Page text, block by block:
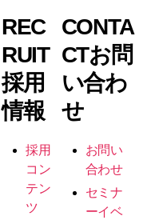
REC
RUIT
採用
情報
採用
コン
テン
ツ
CONTA
CTお問
い合わ
せ
お問い
合わせ
セミナ
ーイベ